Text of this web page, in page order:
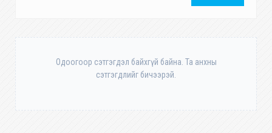
Одоогоор сэтгэгдэл байхгүй байна. Та анхны
сэтгэгдлийг бичээрэй.